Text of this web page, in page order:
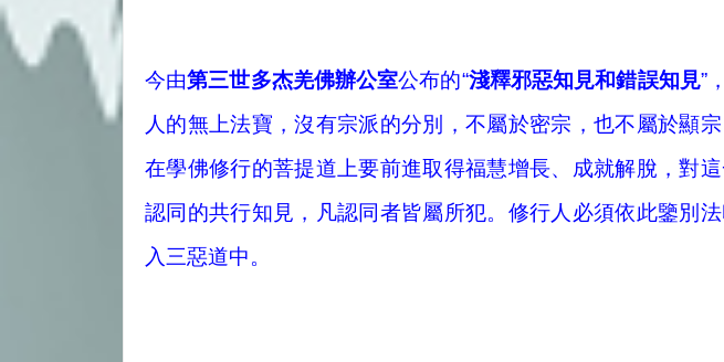
今由第三世多杰羌佛辦公室公布的“淺釋邪惡知見和錯誤知見”
人的無上法寶，沒有宗派的分別，不屬於密宗，也不屬於顯
在學佛修行的菩提道上要前進取得福慧增長、成就解脫，對
認同的共行知見，凡認同者皆屬所犯。修行人必須依此鑒別
入三惡道中。